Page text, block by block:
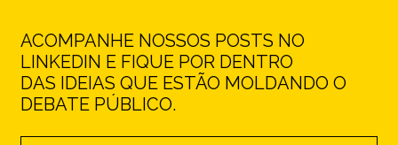
ACOMPANHE NOSSOS POSTS NO
LINKEDIN E FIQUE POR DENTRO
DAS IDEIAS QUE ESTÃO MOLDANDO O
DEBATE PÚBLICO.